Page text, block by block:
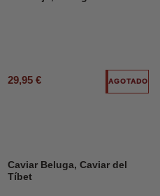
29,95 € AGOTADO
Caviar Beluga, Caviar del
Tíbet